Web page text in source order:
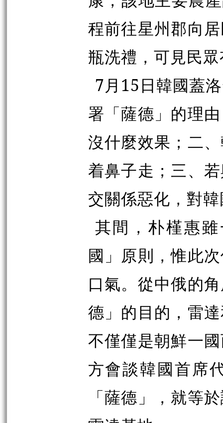
程前往星州郡向
瓶洗禮，可見民
7月15日韓國蓋
署「薩德」的理
沒什麼效果；二
着鼻子走；三、
交關係惡化，對
其間，朴槿惠
國」原則，惟此
口氣。從中俄的
德」的目的，雷
不僅僅是朝鮮一
方會談韓國首席
「薩德」，就等